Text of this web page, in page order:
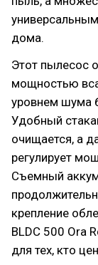
дома.
Этот пылесос
мощностью
уровнем шума
Удобный
очищается, а
регулирует
Съемный
крепление
BLDC 500 Ora
для тех, кто